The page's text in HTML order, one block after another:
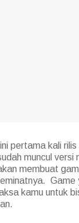
pertama kali rilis
muncul versi
membuat
Game
kamu untuk